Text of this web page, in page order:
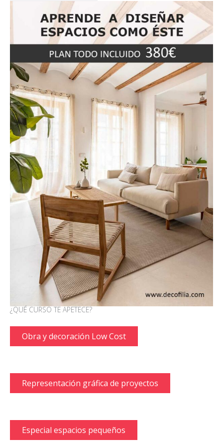
¿QUÉ CURSO TE APETECE?
Obra y decoración Low Cost
Representación gráfica de proyectos
Especial espacios pequeños